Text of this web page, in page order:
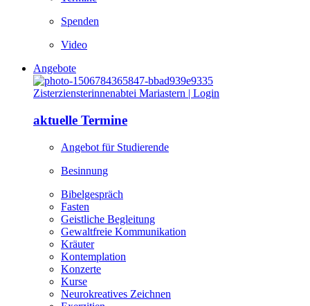
Spenden
Video
Angebote
aktuelle Termine
Angebot für Studierende
Besinnung
Bibelgespräch
Fasten
Geistliche Begleitung
Gewaltfreie Kommunikation
Kräuter
Kontemplation
Konzerte
Kurse
Neurokreatives Zeichnen